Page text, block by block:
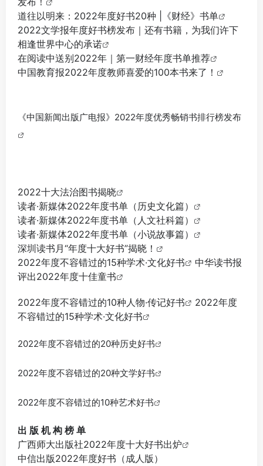
道往以明来：2022年度好书20种 |《财经》书单
2022文学报年度好书榜发布｜还有书籍，为我们许下
相逢世界中心的承诺
在阅读中送别2022年｜第一财经年度书单推荐
中国教育报2022年度教师喜爱的100本书来了！
《中国新闻出版广电报》2022年度优秀畅销书排行榜发布
2022十大法治图书揭晓
读者·新媒体2022年度书单（历史文化篇）
读者·新媒体2022年度书单（人文社科篇）
读者·新媒体2022年度书单（小说故事篇）
深圳读书月“年度十大好书”揭晓！
2022年度不容错过的15种学术·文化好书
中华读书报
评出2022年度十佳童书
2022年度不容错过的10种人物·传记好书
2022年度
不容错过的15种学术·文化好书
2022年度不容错过的20种历史好书
2022年度不容错过的20种文学好书
2022年度不容错过的10种艺术好书
出 版 机 构 榜 单
广西师大出版社2022年度十大好书出炉
中信出版2022年度好书（成人版）